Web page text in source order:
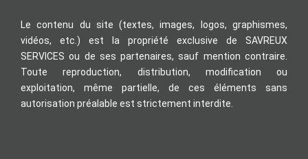
Le contenu du site (textes, images, logos, graphismes,
vidéos, etc.) est la propriété exclusive de SAVREUX
SERVICES ou de ses partenaires, sauf mention contraire.
Toute reproduction, distribution, modification ou
exploitation, même partielle, de ces éléments sans
autorisation préalable est strictement interdite.